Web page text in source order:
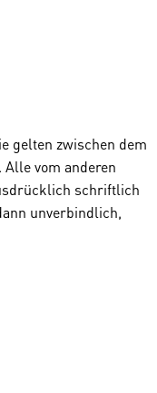
gelten zwischen dem
vom anderen
schriftlich
unverbindlich,